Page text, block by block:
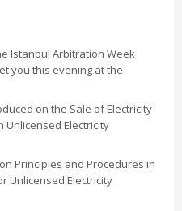
Istanbul Arbitration Week
you this evening at the
on the Sale of Electricity
Unlicensed Electricity
Principles and Procedures in
Unlicensed Electricity